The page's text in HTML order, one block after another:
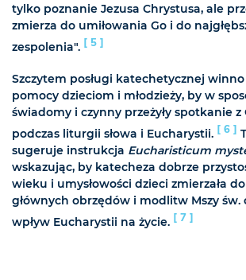
tylko poznanie Jezusa Chrystusa, ale
zmierza do umiłowania Go i do
zespolenia". [ 5 ]
Szczytem posługi katechetycznej
pomocy dzieciom i młodzieży, by w
świadomy i czynny przeżyły spotkanie z
podczas liturgii słowa i Eucharystii. [ 6 ]
sugeruje instrukcja Eucharisticum
wskazując, by katecheza dobrze
wieku i umysłowości dzieci zmierzała
głównych obrzędów i modlitw Mszy św.
wpływ Eucharystii na życie. [ 7 ]